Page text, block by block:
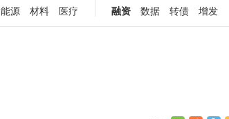
能源 材料 医疗
融资
数据 转债 增发